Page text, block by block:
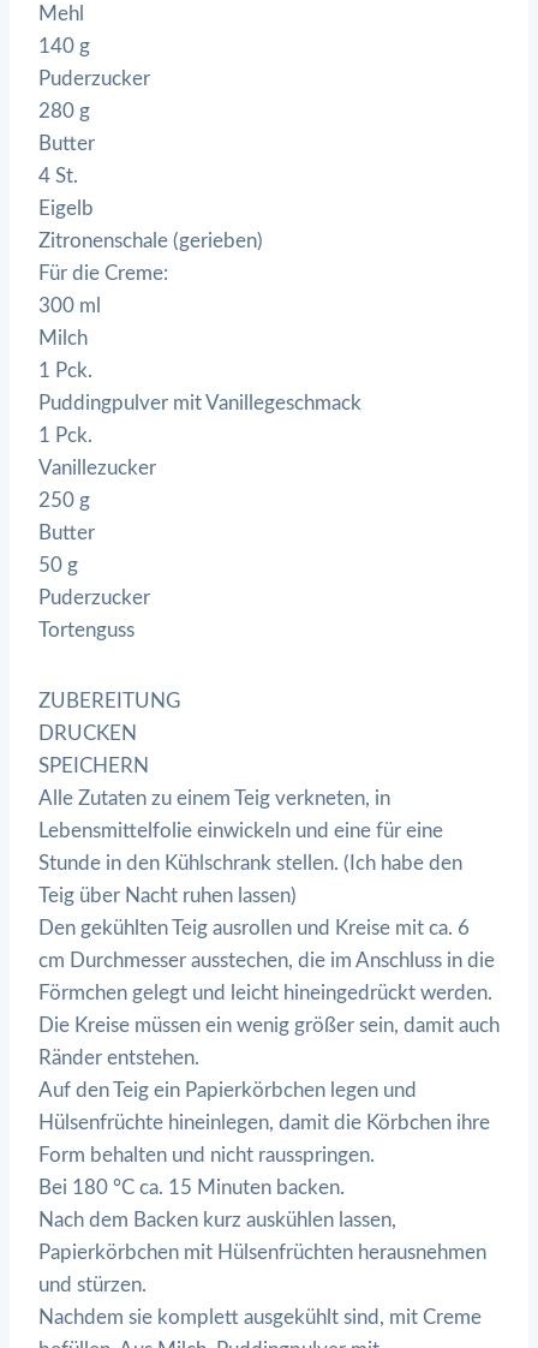
Mehl
140 g
Puderzucker
280 g
Butter
4 St.
Eigelb
Zitronenschale (gerieben)
Für die Creme:
300 ml
Milch
1 Pck.
Puddingpulver mit Vanillegeschmack
1 Pck.
Vanillezucker
250 g
Butter
50 g
Puderzucker
Tortenguss
ZUBEREITUNG
DRUCKEN
SPEICHERN
Alle Zutaten zu einem Teig verkneten, in
Lebensmittelfolie einwickeln und eine für eine
Stunde in den Kühlschrank stellen. (Ich habe den
Teig über Nacht ruhen lassen)
Den gekühlten Teig ausrollen und Kreise mit ca. 6
cm Durchmesser ausstechen, die im Anschluss in die
Förmchen gelegt und leicht hineingedrückt werden.
Die Kreise müssen ein wenig größer sein, damit auch
Ränder entstehen.
Auf den Teig ein Papierkörbchen legen und
Hülsenfrüchte hineinlegen, damit die Körbchen ihre
Form behalten und nicht rausspringen.
Bei 180 °C ca. 15 Minuten backen.
Nach dem Backen kurz auskühlen lassen,
Papierkörbchen mit Hülsenfrüchten herausnehmen
und stürzen.
Nachdem sie komplett ausgekühlt sind, mit Creme